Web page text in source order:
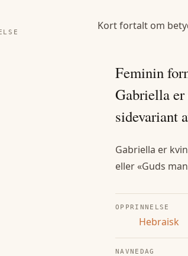
Kort fortalt om
Feminin
Gabriella er
sidevariant
Gabriella er
eller «Guds
OPPRINNELSE
Hebraisk
NAVNEDAG